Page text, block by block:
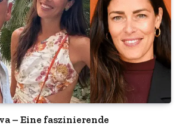
– Eine faszinierende